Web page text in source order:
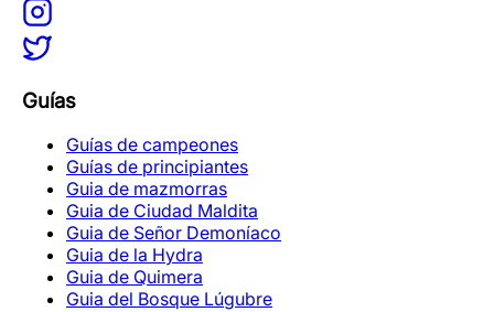
Guías
Guías de campeones
Guías de principiantes
Guia de mazmorras
Guia de Ciudad Maldita
Guia de Señor Demoníaco
Guia de la Hydra
Guia de Quimera
Guia del Bosque Lúgubre